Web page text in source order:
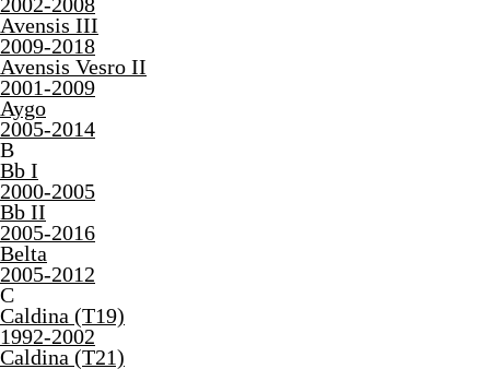
2002-2008
Avensis III
2009-2018
Avensis Vesro II
2001-2009
Aygo
2005-2014
B
Bb I
2000-2005
Bb II
2005-2016
Belta
2005-2012
C
Caldina (T19)
1992-2002
Caldina (T21)